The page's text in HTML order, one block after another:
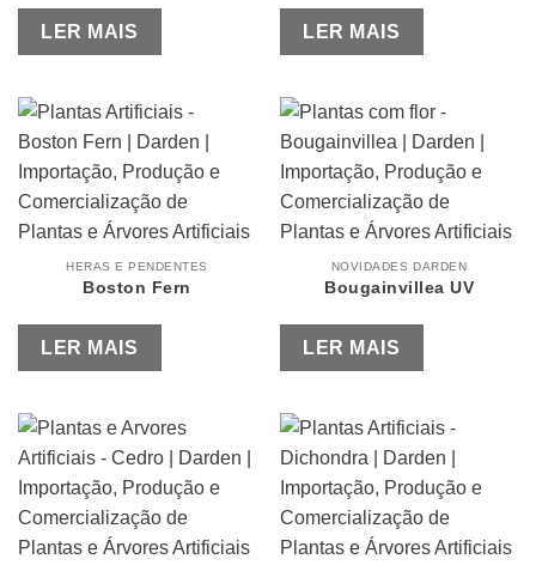
LER MAIS LER MAIS
HERAS E PENDENTES
Boston Fern
LER MAIS
NOVIDADES DARDEN
Bougainvillea UV
LER MAIS